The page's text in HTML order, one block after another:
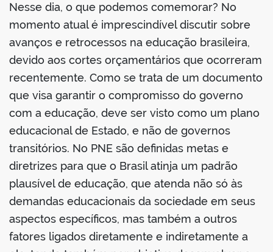
Nesse dia, o que podemos comemorar? No
momento atual é imprescindível discutir sobre
avanços e retrocessos na educação brasileira,
devido aos cortes orçamentários que ocorreram
recentemente. Como se trata de um documento
que visa garantir o compromisso do governo
com a educação, deve ser visto como um plano
educacional de Estado, e não de governos
transitórios. No PNE são definidas metas e
diretrizes para que o Brasil atinja um padrão
plausível de educação, que atenda não só às
demandas educacionais da sociedade em seus
aspectos específicos, mas também a outros
fatores ligados diretamente e indiretamente a